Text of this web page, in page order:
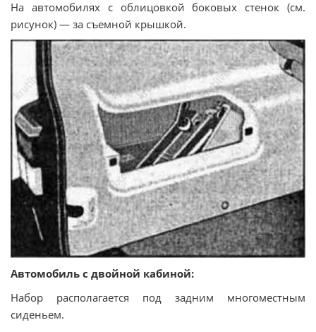
На автомобилях с облицовкой боковых стенок (см.
рисунок) — за съемной крышкой.
Автомобиль с двойной кабиной:
Набор располагается под задним многоместным
сиденьем.